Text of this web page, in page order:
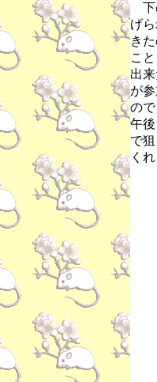
下
げ
き
こ
出
が
の
午
で
くれ